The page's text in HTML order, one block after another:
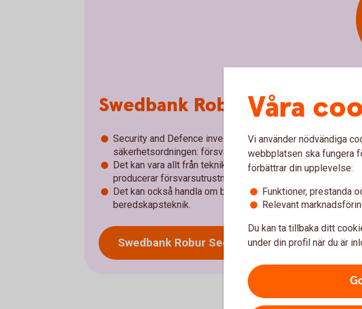
Swedbank Robur Security
Security and Defence investerar globalt i bolag som
säkerhetsordningen: försvar, cybersäkerhet och civil
Det kan vara allt från teknikföretag som utvecklar
producerar försvarsutrustning eller säkerhetslösningar.
Det kan också handla om bolag inom samhällskritisk
beredskapsteknik.
Swedbank Robur Security and Defence - se
Våra
Vi använder nödvändiga
webbplatsen ska fungera
förbättrar din upplevelse:
Funktioner, prestanda
Relevant
Du kan ta tillbaka ditt
under din profil när du är